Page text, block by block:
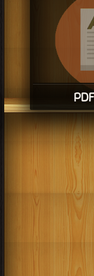
كتب في| التحميل :